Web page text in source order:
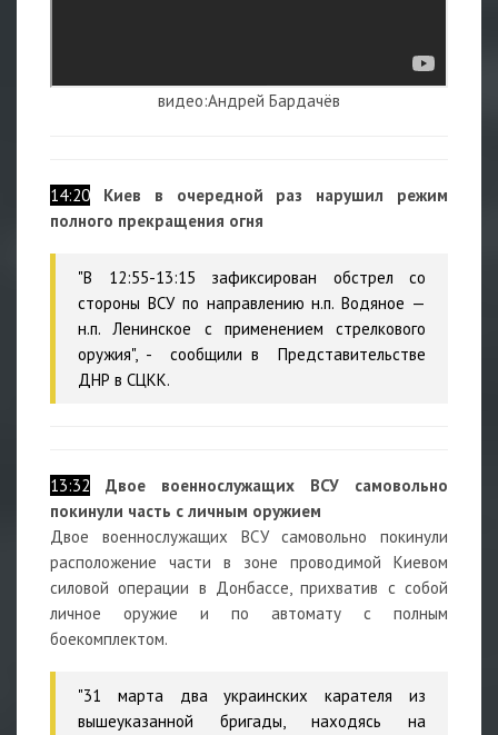
видео:Андрей Бардачёв
14:20
Киев в очередной раз нарушил режим
полного прекращения огня
"В 12:55-13:15 зафиксирован обстрел со
стороны ВСУ по направлению н.п. Водяное —
н.п. Ленинское с применением стрелкового
оружия", - сообщили в Представительстве
ДНР в СЦКК.
13:32
Двое военнослужащих ВСУ самовольно
покинули часть с личным оружием
Двое военнослужащих ВСУ самовольно покинули
расположение части в зоне проводимой Киевом
силовой операции в Донбассе, прихватив с собой
личное оружие и по автомату с полным
боекомплектом.
"31 марта два украинских карателя из
вышеуказанной бригады, находясь на